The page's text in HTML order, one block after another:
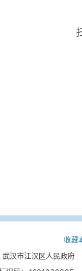
收藏
武汉市江汉区人民政